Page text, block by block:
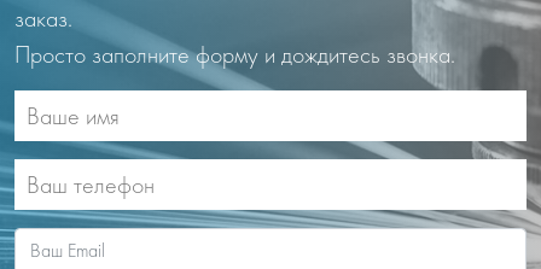
заказ.
Просто заполните форму и дождитесь звонка.